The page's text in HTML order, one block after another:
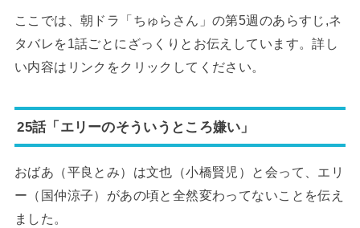
ここでは、朝ドラ「ちゅらさん」の第5週のあらすじ,ネ
タバレを1話ごとにざっくりとお伝えしています。詳し
い内容はリンクをクリックしてください。
25話「エリーのそういうところ嫌い」
おばあ（平良とみ）は文也（小橋賢児）と会って、エリ
ー（国仲涼子）があの頃と全然変わってないことを伝え
ました。